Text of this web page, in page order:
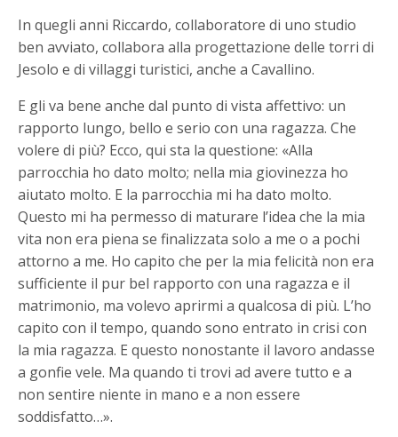
In quegli anni Riccardo, collaboratore di uno studio
ben avviato, collabora alla progettazione delle torri di
Jesolo e di villaggi turistici, anche a Cavallino.
E gli va bene anche dal punto di vista affettivo: un
rapporto lungo, bello e serio con una ragazza. Che
volere di più? Ecco, qui sta la questione: «Alla
parrocchia ho dato molto; nella mia giovinezza ho
aiutato molto. E la parrocchia mi ha dato molto.
Questo mi ha permesso di maturare l’idea che la mia
vita non era piena se finalizzata solo a me o a pochi
attorno a me. Ho capito che per la mia felicità non era
sufficiente il pur bel rapporto con una ragazza e il
matrimonio, ma volevo aprirmi a qualcosa di più. L’ho
capito con il tempo, quando sono entrato in crisi con
la mia ragazza. E questo nonostante il lavoro andasse
a gonfie vele. Ma quando ti trovi ad avere tutto e a
non sentire niente in mano e a non essere
soddisfatto…».